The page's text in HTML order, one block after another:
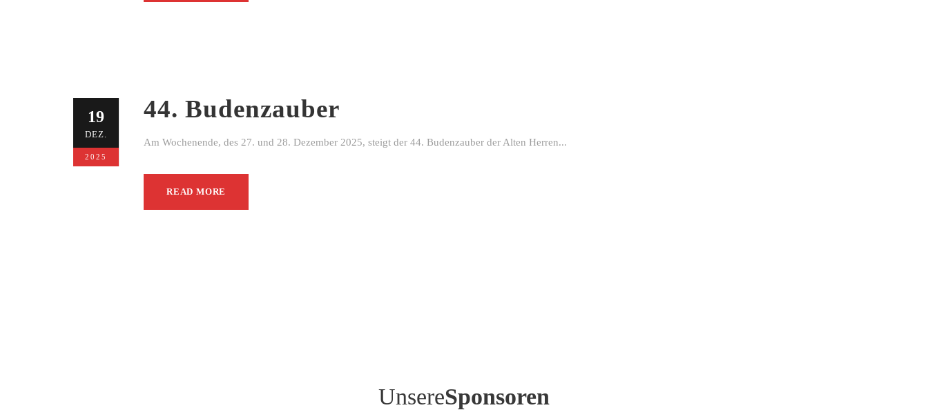
19
DEZ.
2025
44. Budenzauber
Am Wochenende, des 27. und 28. Dezember 2025, steigt der 44. Budenzauber der Alten Herren...
READ MORE
UnsereSponsoren